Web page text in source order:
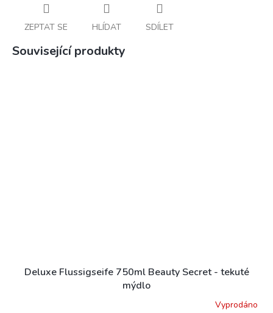
ZEPTAT SE HLÍDAT SDÍLET
Související produkty
Deluxe Flussigseife 750ml Beauty Secret - tekuté
mýdlo
Vyprodáno